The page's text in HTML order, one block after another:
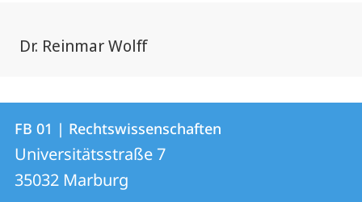
Dr. Reinmar Wolff
Kontakt
und
Informationen
Kontaktinformationen
FB
01
|
FB 01 | Rechtswissenschaften
Universitätsstraße 7
35032 Marburg